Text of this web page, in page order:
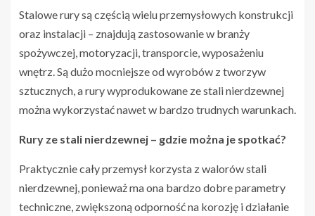
Stalowe rury są częścią wielu przemysłowych konstrukcji
oraz instalacji – znajdują zastosowanie w branży
spożywczej, motoryzacji, transporcie, wyposażeniu
wnętrz. Są dużo mocniejsze od wyrobów z tworzyw
sztucznych, a rury wyprodukowane ze stali nierdzewnej
można wykorzystać nawet w bardzo trudnych warunkach.
Rury ze stali nierdzewnej – gdzie można je spotkać?
Praktycznie cały przemysł korzysta z walorów stali
nierdzewnej, ponieważ ma ona bardzo dobre parametry
techniczne, zwiększoną odporność na korozję i działanie